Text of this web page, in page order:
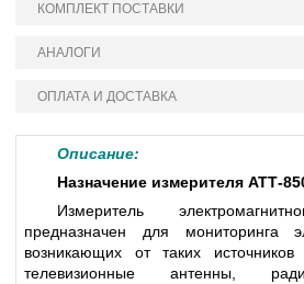
КОМПЛЕКТ ПОСТАВКИ
АНАЛОГИ
ОПЛАТА И ДОСТАВКА
Описание:
Назначение измерителя АТТ-
Измеритель
предназначен для мониторинга
возникающих от таких
телевизионные антенны,